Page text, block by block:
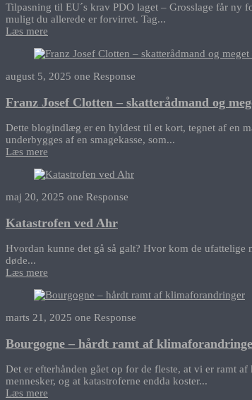
Tilpasning til EU´s krav PDO laget – Grosslage får
muligt du allerede er forvirret. Tag...
Læs mere
august 5, 2025 one Response
Franz Josef Clotten – skatterådmand og
Dette blogindlæg er en hyldest til et kort, tegnet af en
underbygges af en smagekasse, som...
Læs mere
maj 20, 2025 one Response
Katastrofen ved Ahr
Hvordan kunne det gå så galt? Hvor kom de
døde...
Læs mere
marts 21, 2025 one Response
Bourgogne – hårdt ramt af
Det er efterhånden gået op for de fleste, at vi er ramt
mennesker, og at katastroferne endda koster...
Læs mere